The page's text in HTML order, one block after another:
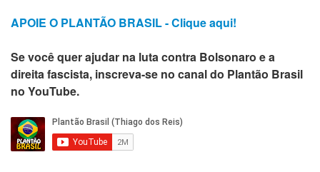
APOIE O PLANTÃO BRASIL - Clique aqui!
Se você quer ajudar na luta contra Bolsonaro e a
direita fascista, inscreva-se no canal do Plantão Brasil
no YouTube.